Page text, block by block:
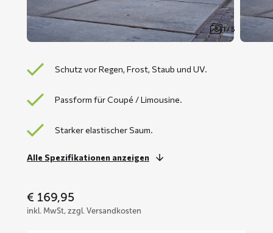
1 / 5
Schutz vor Regen, Frost, Staub und UV.
Passform für Coupé / Limousine.
Starker elastischer Saum.
Alle Spezifikationen anzeigen
€ 169,95
inkl. MwSt, zzgl. Versandkosten